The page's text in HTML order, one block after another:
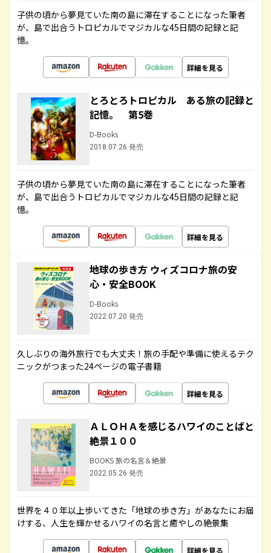
子供の頃から夢見ていた南の島に滞在することになった筆者
が、島で出合うトロピカルでマジカルな45日間の記録と記
憶。
詳細を見る
とろとろトロピカル ある旅の記録と
記憶。 第5巻
D-Books
2018.07.26 発売
子供の頃から夢見ていた南の島に滞在することになった筆者
が、島で出合うトロピカルでマジカルな45日間の記録と記
憶。
詳細を見る
地球の歩き方 ウィズコロナ旅の安
心・安全BOOK
D-Books
2022.07.20 発売
久しぶりの海外旅行でも大丈夫！旅の手配や準備に使えるテク
ニックがつまった24ページの電子書籍
詳細を見る
ＡＬＯＨＡを感じるハワイのことばと
絶景１００
BOOKS 旅の名言＆絶景
2022.05.26 発売
世界を４０年以上歩いてきた「地球の歩き方」があなたにお届
けする、人生を輝かせるハワイの名言と癒やしの絶景集
詳細を見る